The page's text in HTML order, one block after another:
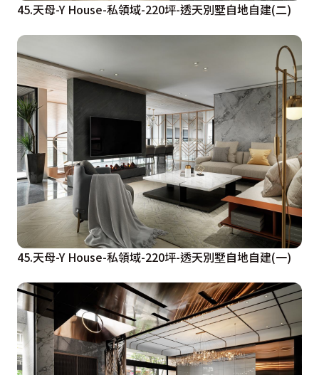
45.天母-Y House-私領域-220坪-透天別墅自地自建(二)
45.天母-Y House-私領域-220坪-透天別墅自地自建(一)